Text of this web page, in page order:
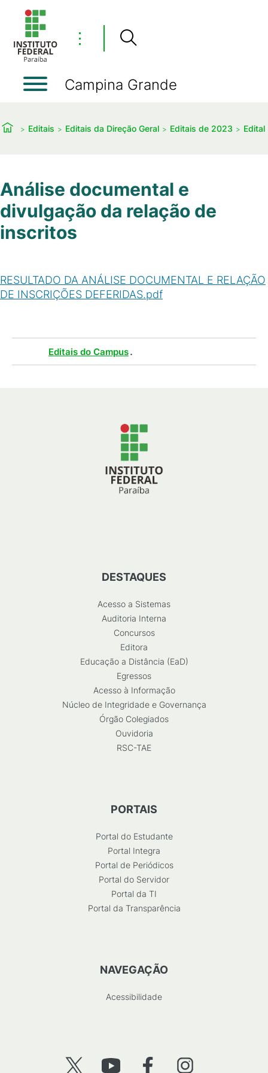
⋮
Campina Grande
Editais Editais da Direção Geral Editais de 2023 Edital
Análise documental e
divulgação da relação de
inscritos
RESULTADO DA ANÁLISE DOCUMENTAL E RELAÇÃO
DE INSCRIÇÕES DEFERIDAS.pdf
Editais do Campus.
DESTAQUES
Acesso a Sistemas
Auditoria Interna
Concursos
Editora
Educação a Distância (EaD)
Egressos
Acesso à Informação
Núcleo de Integridade e Governança
Órgão Colegiados
Ouvidoria
RSC-TAE
PORTAIS
Portal do Estudante
Portal Integra
Portal de Periódicos
Portal do Servidor
Portal da TI
Portal da Transparência
NAVEGAÇÃO
Acessibilidade